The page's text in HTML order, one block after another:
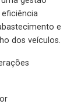
e
dos veículos.